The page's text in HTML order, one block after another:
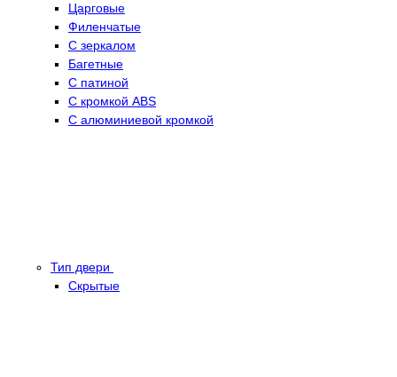
Царговые
Филенчатые
С зеркалом
Багетные
С патиной
С кромкой ABS
С алюминиевой кромкой
Тип двери
Скрытые